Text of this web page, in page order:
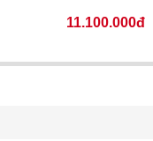
11.100.000đ